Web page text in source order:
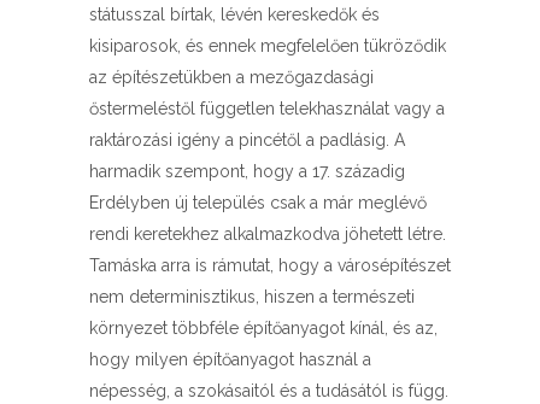
státusszal bírtak, lévén kereskedők és
kisiparosok, és ennek megfelelően tükröződik
az építészetükben a mezőgazdasági
őstermeléstől független telekhasználat vagy a
raktározási igény a pincétől a padlásig. A
harmadik szempont, hogy a 17. századig
Erdélyben új település csak a már meglévő
rendi keretekhez alkalmazkodva jöhetett létre.
Tamáska arra is rámutat, hogy a városépítészet
nem determinisztikus, hiszen a természeti
környezet többféle építőanyagot kínál, és az,
hogy milyen építőanyagot használ a
népesség, a szokásaitól és a tudásától is függ.